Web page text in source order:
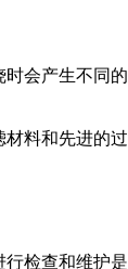
会产生不同
料和先进的
检查和维护